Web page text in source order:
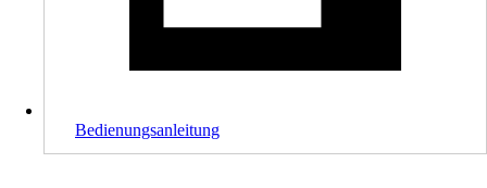
Bedienungsanleitung